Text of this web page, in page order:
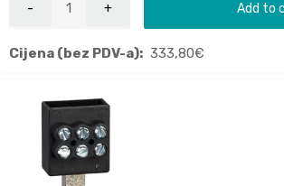
Add to
Cijena (bez PDV-a): 333,80€